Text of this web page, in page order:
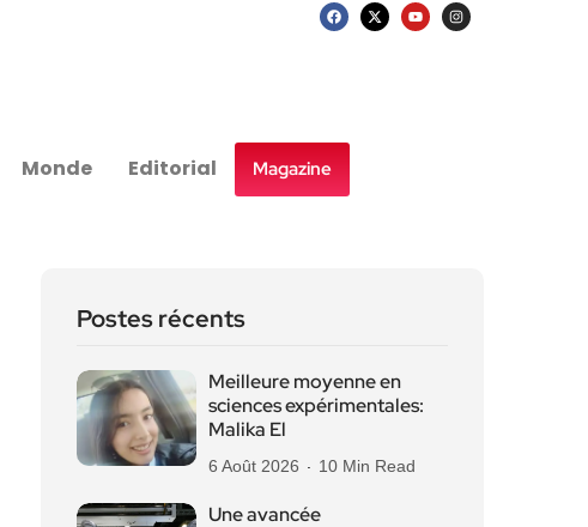
Monde Editorial Magazine
Postes récents
Meilleure moyenne en
sciences expérimentales:
Malika El
6 Août 2026 10 Min Read
Une avancée